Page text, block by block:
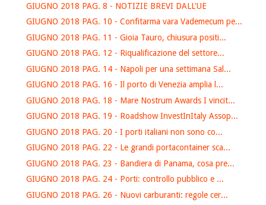
GIUGNO 2018 PAG. 8 - NOTIZIE BREVI DALL'UE
GIUGNO 2018 PAG. 10 - Confitarma vara Vademecum pe...
GIUGNO 2018 PAG. 11 - Gioia Tauro, chiusura positi...
GIUGNO 2018 PAG. 12 - Riqualificazione del settore...
GIUGNO 2018 PAG. 14 - Napoli per una settimana Sal...
GIUGNO 2018 PAG. 16 - Il porto di Venezia amplia l...
GIUGNO 2018 PAG. 18 - Mare Nostrum Awards I vincit...
GIUGNO 2018 PAG. 19 - Roadshow InvestInItaly Assop...
GIUGNO 2018 PAG. 20 - I porti italiani non sono co...
GIUGNO 2018 PAG. 22 - Le grandi portacontainer sca...
GIUGNO 2018 PAG. 23 - Bandiera di Panama, cosa pre...
GIUGNO 2018 PAG. 24 - Porti: controllo pubblico e ...
GIUGNO 2018 PAG. 26 - Nuovi carburanti: regole cer...